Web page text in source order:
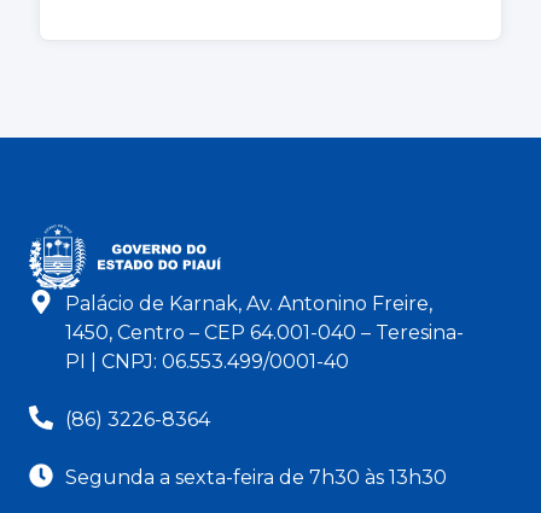
Palácio de Karnak, Av. Antonino Freire,
1450, Centro – CEP 64.001-040 – Teresina-
PI | CNPJ: 06.553.499/0001-40
(86) 3226-8364
Segunda a sexta-feira de 7h30 às 13h30